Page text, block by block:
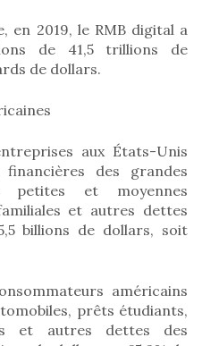
en 2019, le RMB digital a
de 41,5 trillions de
de dollars.
aux États-Unis
des grandes
petites et moyennes
et autres dettes
billions de dollars, soit
américains
prêts étudiants,
et autres dettes des